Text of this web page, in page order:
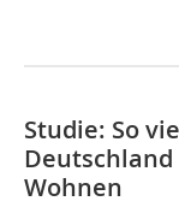
Studie: So
Wohnen